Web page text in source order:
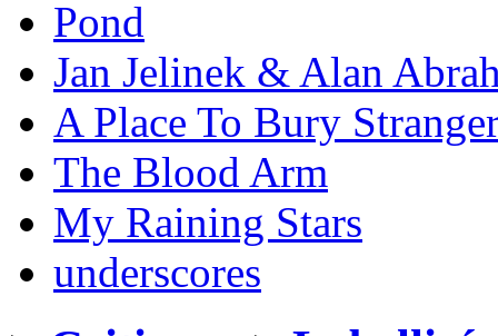
Pond
Jan Jelinek & Alan
A Place To Bury
The Blood Arm
My Raining Stars
underscores